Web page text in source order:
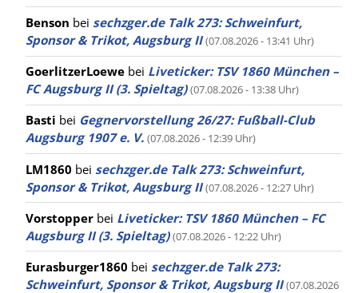
Benson bei sechzger.de Talk 273: Schweinfurt,
Sponsor & Trikot, Augsburg II (07.08.2026 - 13:41 Uhr)
GoerlitzerLoewe bei Liveticker: TSV 1860 München –
FC Augsburg II (3. Spieltag) (07.08.2026 - 13:38 Uhr)
Basti bei Gegnervorstellung 26/27: Fußball-Club
Augsburg 1907 e. V. (07.08.2026 - 12:39 Uhr)
LM1860 bei sechzger.de Talk 273: Schweinfurt,
Sponsor & Trikot, Augsburg II (07.08.2026 - 12:27 Uhr)
Vorstopper bei Liveticker: TSV 1860 München – FC
Augsburg II (3. Spieltag) (07.08.2026 - 12:22 Uhr)
Eurasburger1860 bei sechzger.de Talk 273:
Schweinfurt, Sponsor & Trikot, Augsburg II (07.08.2026